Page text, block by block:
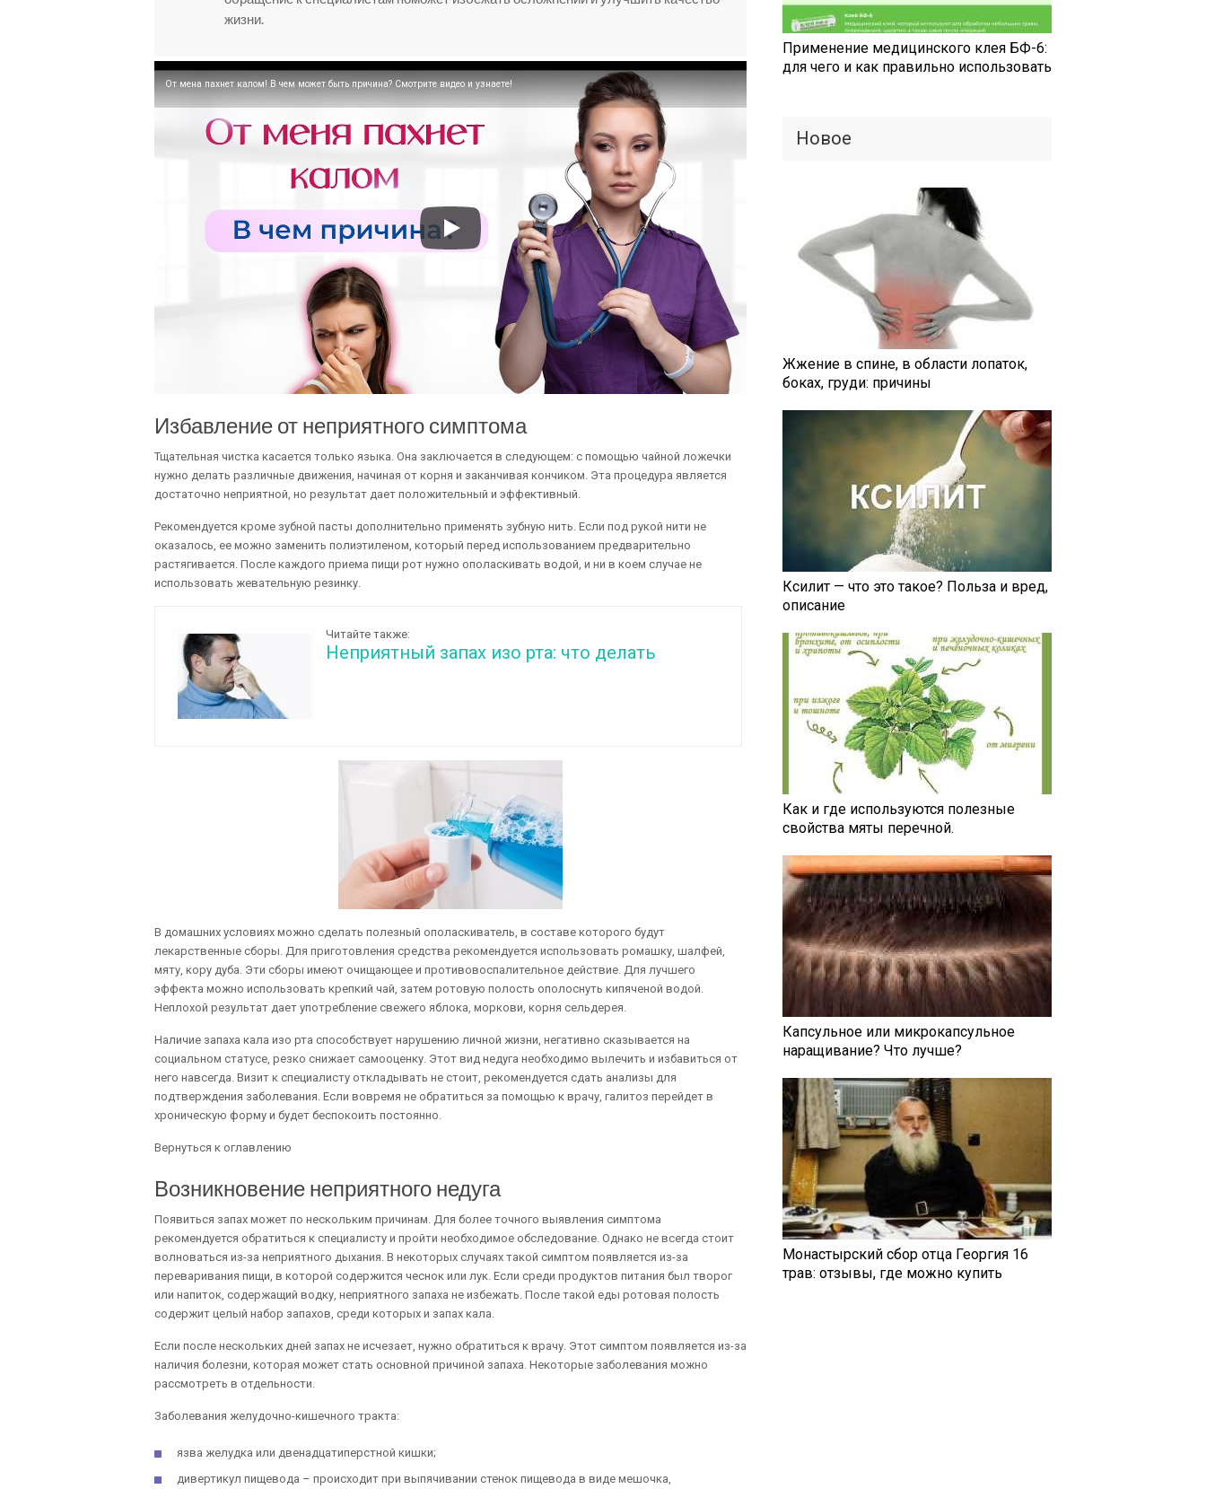
жизни.
От мена пахнет калом! В чем может быть причина? Смотрите видео и узнаете!
Избавление от неприятного симптома
Тщательная чистка касается только языка. Она заключается в следующем: с помощью чайной ложечки
нужно делать различные движения, начиная от корня и заканчивая кончиком. Эта процедура является
достаточно неприятной, но результат дает положительный и эффективный.
Рекомендуется кроме зубной пасты дополнительно применять зубную нить. Если под рукой нити не
оказалось, ее можно заменить полиэтиленом, который перед использованием предварительно
растягивается. После каждого приема пищи рот нужно ополаскивать водой, и ни в коем случае не
использовать жевательную резинку.
Читайте также:
Неприятный запах изо рта: что делать
В домашних условиях можно сделать полезный ополаскиватель, в составе которого будут
лекарственные сборы. Для приготовления средства рекомендуется использовать ромашку, шалфей,
мяту, кору дуба. Эти сборы имеют очищающее и противовоспалительное действие. Для лучшего
эффекта можно использовать крепкий чай, затем ротовую полость ополоснуть кипяченой водой.
Неплохой результат дает употребление свежего яблока, моркови, корня сельдерея.
Наличие запаха кала изо рта способствует нарушению личной жизни, негативно сказывается на
социальном статусе, резко снижает самооценку. Этот вид недуга необходимо вылечить и избавиться от
него навсегда. Визит к специалисту откладывать не стоит, рекомендуется сдать анализы для
подтверждения заболевания. Если вовремя не обратиться за помощью к врачу, галитоз перейдет в
хроническую форму и будет беспокоить постоянно.
Вернуться к оглавлению
Возникновение неприятного недуга
Появиться запах может по нескольким причинам. Для более точного выявления симптома
рекомендуется обратиться к специалисту и пройти необходимое обследование. Однако не всегда стоит
волноваться из-за неприятного дыхания. В некоторых случаях такой симптом появляется из-за
переваривания пищи, в которой содержится чеснок или лук. Если среди продуктов питания был творог
или напиток, содержащий водку, неприятного запаха не избежать. После такой еды ротовая полость
содержит целый набор запахов, среди которых и запах кала.
Если после нескольких дней запах не исчезает, нужно обратиться к врачу. Этот симптом появляется из-за
наличия болезни, которая может стать основной причиной запаха. Некоторые заболевания можно
рассмотреть в отдельности.
Заболевания желудочно-кишечного тракта:
язва желудка или двенадцатиперстной кишки;
дивертикул пищевода – происходит при выпячивании стенок пищевода в виде мешочка,
Применение медицинского клея БФ-6:
для чего и как правильно использовать
Новое
Жжение в спине, в области лопаток,
боках, груди: причины
Ксилит — что это такое? Польза и вред,
описание
Как и где используются полезные
свойства мяты перечной.
Капсульное или микрокапсульное
наращивание? Что лучше?
Монастырский сбор отца Георгия 16
трав: отзывы, где можно купить